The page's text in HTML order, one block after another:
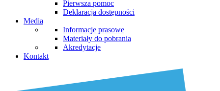
Pierwsza pomoc
Deklaracja dostępności
Media
Informacje prasowe
Materiały do pobrania
Akredytacje
Kontakt